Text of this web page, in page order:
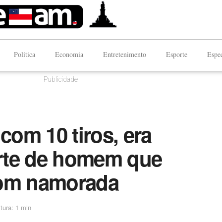
Política Economia Entretenimento Esporte
Publicidade
10 tiros, era
de homem que
namorada
1 min